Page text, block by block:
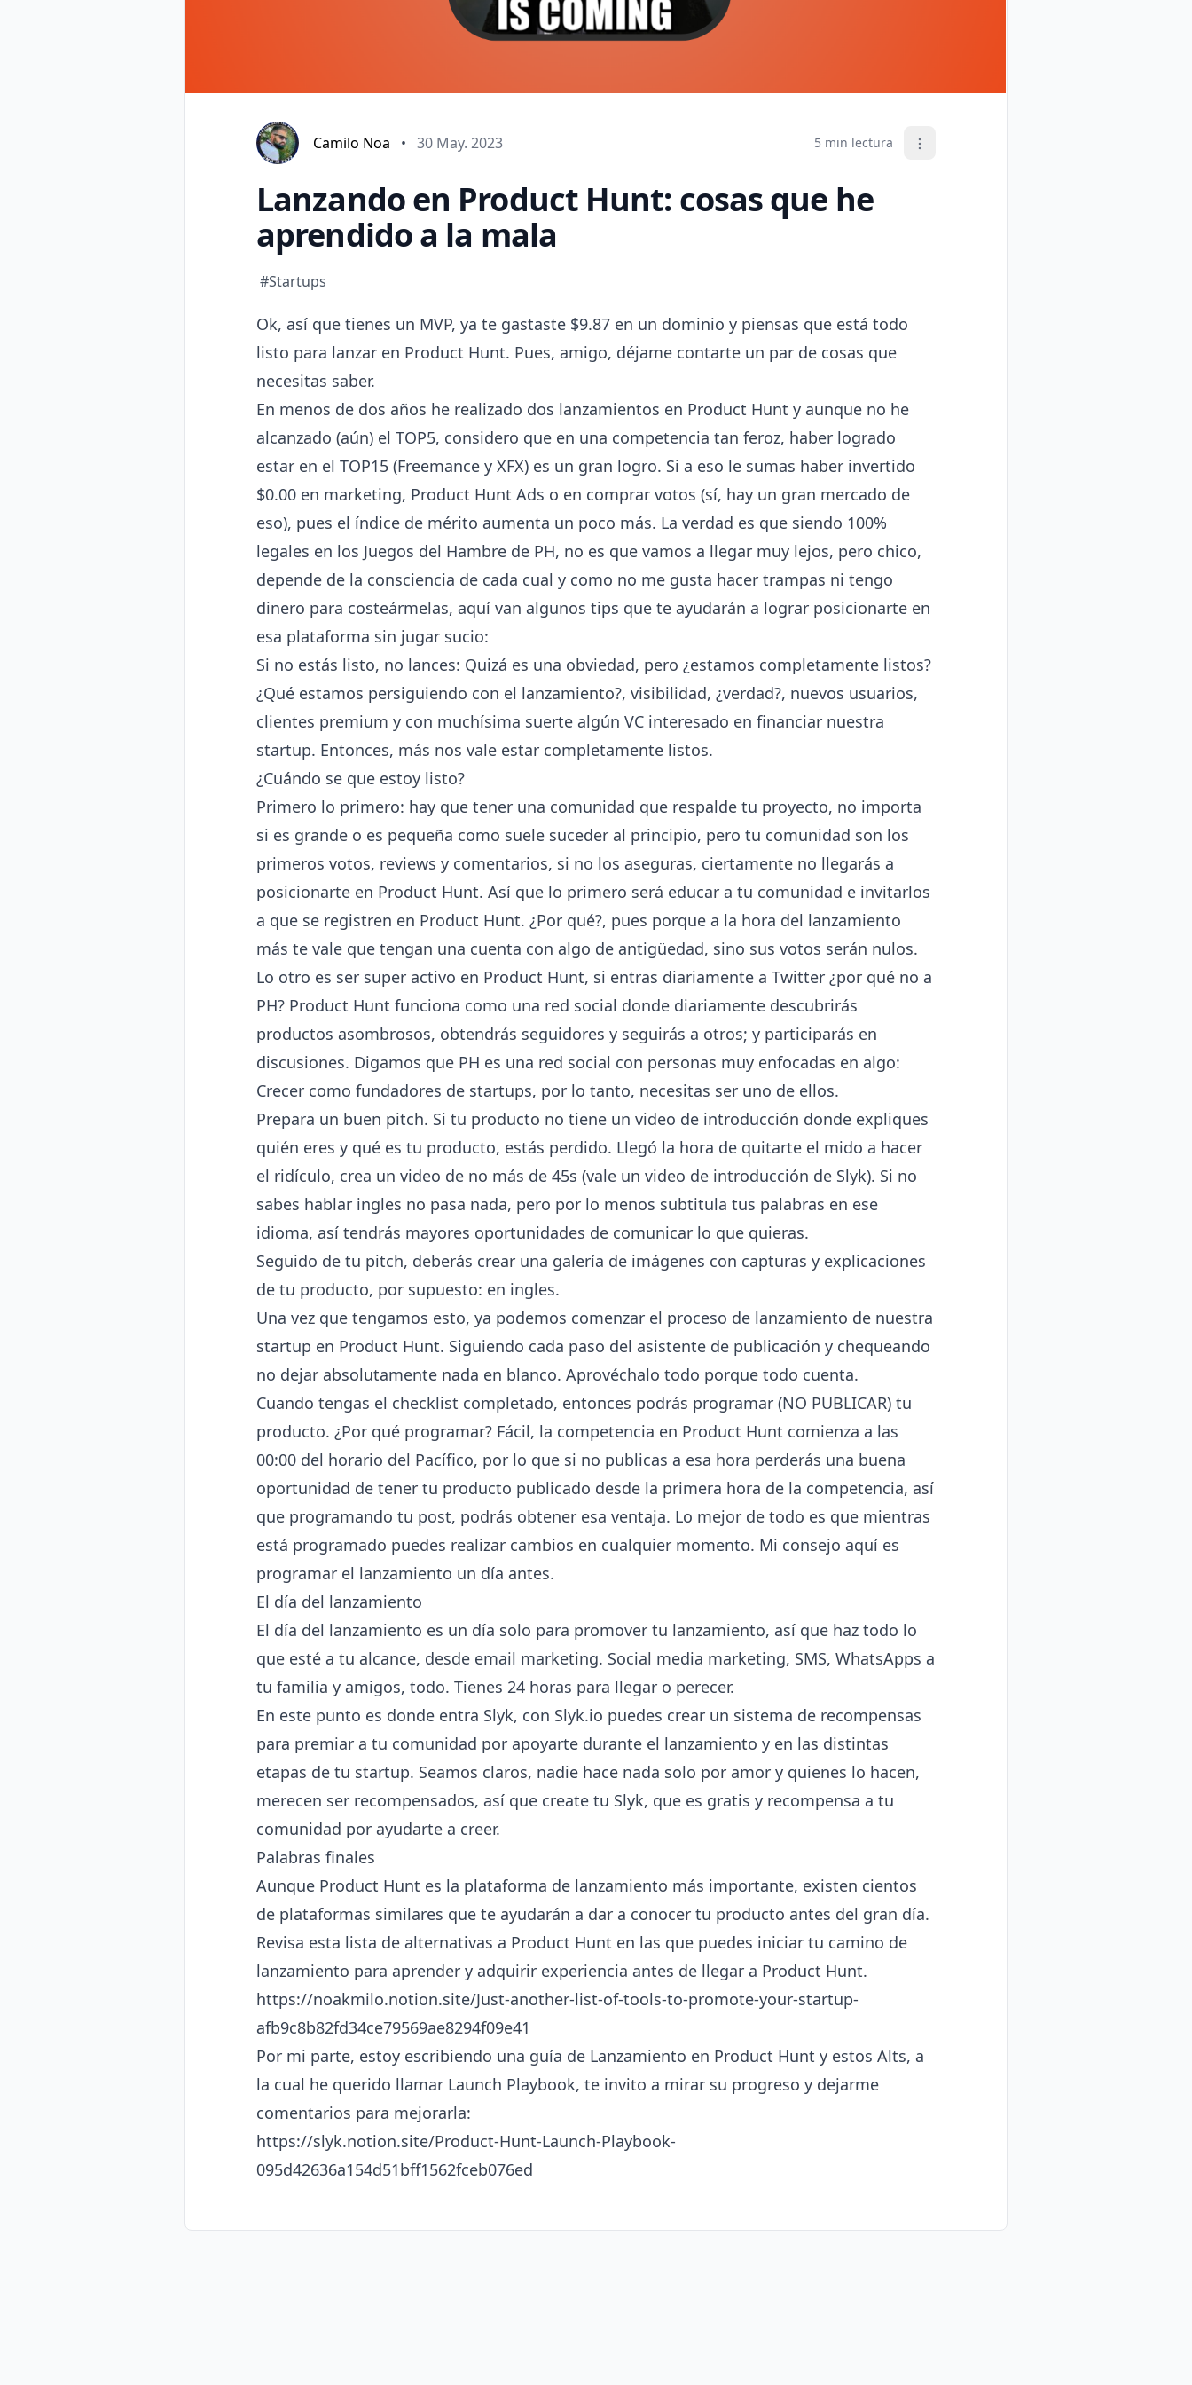
Camilo Noa • 30 May. 2023 5 min lectura
Lanzando en Product Hunt: cosas que he
aprendido a la mala
#Startups
Ok, así que tienes un MVP, ya te gastaste $9.87 en un dominio y piensas que está todo
listo para lanzar en Product Hunt. Pues, amigo, déjame contarte un par de cosas que
necesitas saber.
En menos de dos años he realizado dos lanzamientos en Product Hunt y aunque no he
alcanzado (aún) el TOP5, considero que en una competencia tan feroz, haber logrado
estar en el TOP15 (Freemance y XFX) es un gran logro. Si a eso le sumas haber invertido
$0.00 en marketing, Product Hunt Ads o en comprar votos (sí, hay un gran mercado de
eso), pues el índice de mérito aumenta un poco más. La verdad es que siendo 100%
legales en los Juegos del Hambre de PH, no es que vamos a llegar muy lejos, pero chico,
depende de la consciencia de cada cual y como no me gusta hacer trampas ni tengo
dinero para costeármelas, aquí van algunos tips que te ayudarán a lograr posicionarte en
esa plataforma sin jugar sucio:
Si no estás listo, no lances: Quizá es una obviedad, pero ¿estamos completamente listos?
¿Qué estamos persiguiendo con el lanzamiento?, visibilidad, ¿verdad?, nuevos usuarios,
clientes premium y con muchísima suerte algún VC interesado en financiar nuestra
startup. Entonces, más nos vale estar completamente listos.
¿Cuándo se que estoy listo?
Primero lo primero: hay que tener una comunidad que respalde tu proyecto, no importa
si es grande o es pequeña como suele suceder al principio, pero tu comunidad son los
primeros votos, reviews y comentarios, si no los aseguras, ciertamente no llegarás a
posicionarte en Product Hunt. Así que lo primero será educar a tu comunidad e invitarlos
a que se registren en Product Hunt. ¿Por qué?, pues porque a la hora del lanzamiento
más te vale que tengan una cuenta con algo de antigüedad, sino sus votos serán nulos.
Lo otro es ser super activo en Product Hunt, si entras diariamente a Twitter ¿por qué no a
PH? Product Hunt funciona como una red social donde diariamente descubrirás
productos asombrosos, obtendrás seguidores y seguirás a otros; y participarás en
discusiones. Digamos que PH es una red social con personas muy enfocadas en algo:
Crecer como fundadores de startups, por lo tanto, necesitas ser uno de ellos.
Prepara un buen pitch. Si tu producto no tiene un video de introducción donde expliques
quién eres y qué es tu producto, estás perdido. Llegó la hora de quitarte el mido a hacer
el ridículo, crea un video de no más de 45s (vale un video de introducción de Slyk). Si no
sabes hablar ingles no pasa nada, pero por lo menos subtitula tus palabras en ese
idioma, así tendrás mayores oportunidades de comunicar lo que quieras.
Seguido de tu pitch, deberás crear una galería de imágenes con capturas y explicaciones
de tu producto, por supuesto: en ingles.
Una vez que tengamos esto, ya podemos comenzar el proceso de lanzamiento de nuestra
startup en Product Hunt. Siguiendo cada paso del asistente de publicación y chequeando
no dejar absolutamente nada en blanco. Aprovéchalo todo porque todo cuenta.
Cuando tengas el checklist completado, entonces podrás programar (NO PUBLICAR) tu
producto. ¿Por qué programar? Fácil, la competencia en Product Hunt comienza a las
00:00 del horario del Pacífico, por lo que si no publicas a esa hora perderás una buena
oportunidad de tener tu producto publicado desde la primera hora de la competencia, así
que programando tu post, podrás obtener esa ventaja. Lo mejor de todo es que mientras
está programado puedes realizar cambios en cualquier momento. Mi consejo aquí es
programar el lanzamiento un día antes.
El día del lanzamiento
El día del lanzamiento es un día solo para promover tu lanzamiento, así que haz todo lo
que esté a tu alcance, desde email marketing. Social media marketing, SMS, WhatsApps a
tu familia y amigos, todo. Tienes 24 horas para llegar o perecer.
En este punto es donde entra Slyk, con Slyk.io puedes crear un sistema de recompensas
para premiar a tu comunidad por apoyarte durante el lanzamiento y en las distintas
etapas de tu startup. Seamos claros, nadie hace nada solo por amor y quienes lo hacen,
merecen ser recompensados, así que create tu Slyk, que es gratis y recompensa a tu
comunidad por ayudarte a creer.
Palabras finales
Aunque Product Hunt es la plataforma de lanzamiento más importante, existen cientos
de plataformas similares que te ayudarán a dar a conocer tu producto antes del gran día.
Revisa esta lista de alternativas a Product Hunt en las que puedes iniciar tu camino de
lanzamiento para aprender y adquirir experiencia antes de llegar a Product Hunt.
https://noakmilo.notion.site/Just-another-list-of-tools-to-promote-your-startup-
afb9c8b82fd34ce79569ae8294f09e41
Por mi parte, estoy escribiendo una guía de Lanzamiento en Product Hunt y estos Alts, a
la cual he querido llamar Launch Playbook, te invito a mirar su progreso y dejarme
comentarios para mejorarla:
https://slyk.notion.site/Product-Hunt-Launch-Playbook-
095d42636a154d51bff1562fceb076ed